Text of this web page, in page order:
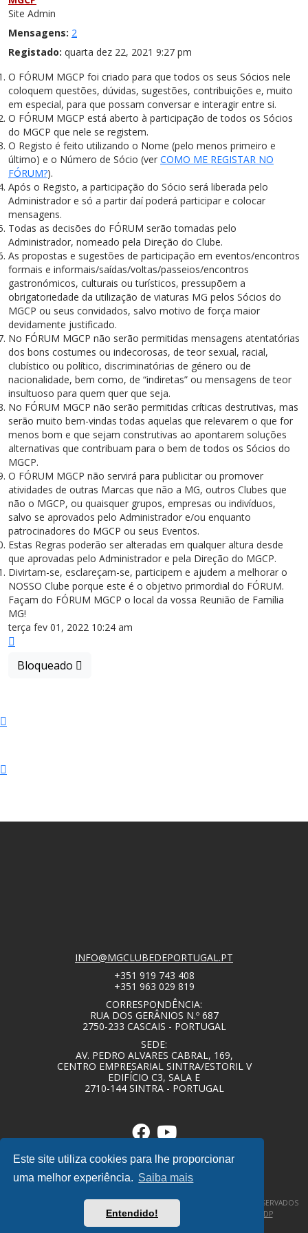
Este site utiliza cookies para lhe proporcionar
uma melhor experiência. Saiba mais
Entendido!
Site Admin
Mensagens: 2
Registado: quarta dez 22, 2021 9:27 pm
O FÓRUM MGCP foi criado para que todos os seus Sócios nele
coloquem questões, dúvidas, sugestões, contribuições e, muito
em especial, para que possam conversar e interagir entre si.
O FÓRUM MGCP está aberto à participação de todos os Sócios
do MGCP que nele se registem.
O Registo é feito utilizando o Nome (pelo menos primeiro e
último) e o Número de Sócio (ver COMO ME REGISTAR NO
FÓRUM?).
Após o Registo, a participação do Sócio será liberada pelo
Administrador e só a partir daí poderá participar e colocar
mensagens.
Todas as decisões do FÓRUM serão tomadas pelo
Administrador, nomeado pela Direção do Clube.
As propostas e sugestões de participação em eventos/encontros
formais e informais/saídas/voltas/passeios/encontros
gastronómicos, culturais ou turísticos, pressupõem a
obrigatoriedade da utilização de viaturas MG pelos Sócios do
MGCP ou seus convidados, salvo motivo de força maior
devidamente justificado.
No FÓRUM MGCP não serão permitidas mensagens atentatórias
dos bons costumes ou indecorosas, de teor sexual, racial,
clubístico ou político, discriminatórias de género ou de
nacionalidade, bem como, de “indiretas” ou mensagens de teor
insultuoso para quem quer que seja.
No FÓRUM MGCP não serão permitidas críticas destrutivas, mas
serão muito bem-vindas todas aquelas que relevarem o que for
menos bom e que sejam construtivas ao apontarem soluções
alternativas que contribuam para o bem de todos os Sócios do
MGCP.
O FÓRUM MGCP não servirá para publicitar ou promover
atividades de outras Marcas que não a MG, outros Clubes que
não o MGCP, ou quaisquer grupos, empresas ou indivíduos,
salvo se aprovados pelo Administrador e/ou enquanto
patrocinadores do MGCP ou seus Eventos.
Estas Regras poderão ser alteradas em qualquer altura desde
que aprovadas pelo Administrador e pela Direção do MGCP.
Divirtam-se, esclareçam-se, participem e ajudem a melhorar o
NOSSO Clube porque este é o objetivo primordial do FÓRUM.
Façam do FÓRUM MGCP o local da vossa Reunião de Família
MG!
terça fev 01, 2022 10:24 am
Bloqueado
INFO@MGCLUBEDEPORTUGAL.PT
+351 919 743 408
+351 963 029 819
CORRESPONDÊNCIA:
RUA DOS GERÂNIOS N.º 687
2750-233 CASCAIS - PORTUGAL
SEDE:
AV. PEDRO ALVARES CABRAL, 169,
CENTRO EMPRESARIAL SINTRA/ESTORIL V
EDIFÍCIO C3, SALA E
2710-144 SINTRA - PORTUGAL
© COPYRIGHT 2020 – MG CLUBE DE PORTUGAL – TODOS OS DIREITOS RESERVADOS
POLÍTICA DE PRIVACIDADE / TERMOS E CONDIÇÕES DESIGNBY|DP